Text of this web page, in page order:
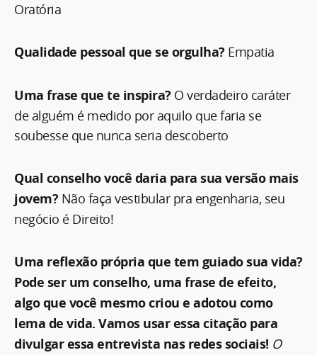
Oratória
Qualidade pessoal que se orgulha? Empatia
Uma frase que te inspira? O verdadeiro caráter
de alguém é medido por aquilo que faria se
soubesse que nunca seria descoberto
Qual conselho você daria para sua versão mais
jovem? Não faça vestibular pra engenharia, seu
negócio é Direito!
Uma reflexão própria que tem guiado sua vida?
Pode ser um conselho, uma frase de efeito,
algo que você mesmo criou e adotou como
lema de vida. Vamos usar essa citação para
divulgar essa entrevista nas redes sociais! O